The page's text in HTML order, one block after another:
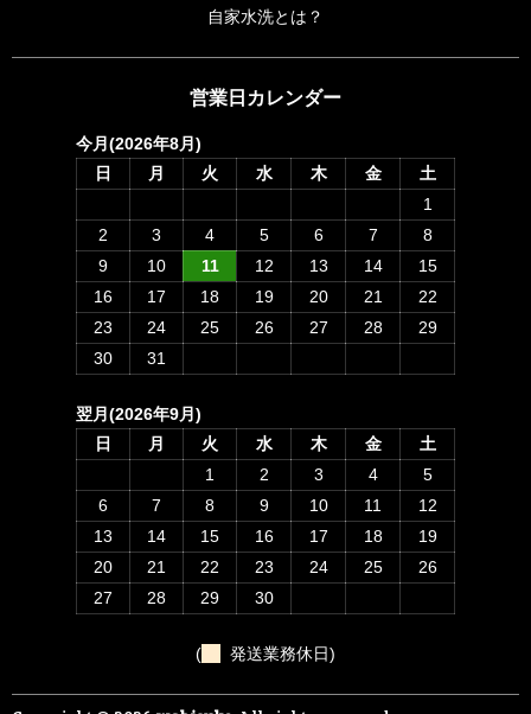
自家水洗とは？
営業日カレンダー
今月(2026年8月)
日
月 火 水 木 金
土
1
2
3 4 5 6 7
8
9
10 11 12 13 14
15
16
17 18 19 20 21
22
23
24 25 26 27 28
29
30
31
翌月(2026年9月)
日
月 火 水 木 金
土
1
2 3 4
5
6
7 8 9 10 11
12
13
14 15 16 17 18
19
20
21 22 23 24 25
26
27
28 29 30
( 発送業務休日)